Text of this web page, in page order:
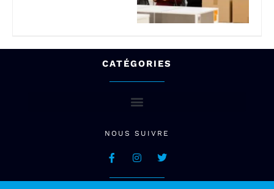
CATÉGORIES
NOUS SUIVRE